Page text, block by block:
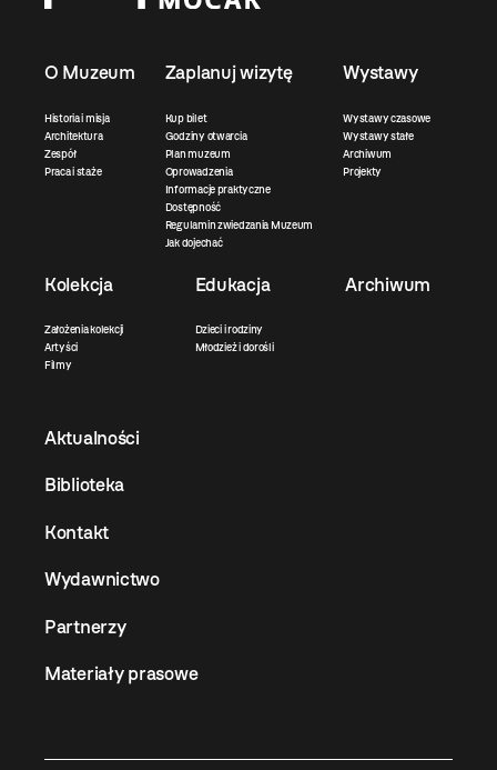
O Muzeum
Historia i misja
Architektura
Zespół
Praca i staże
Zaplanuj wizytę
Kup bilet
Godziny otwarcia
Plan muzeum
Oprowadzenia
Informacje praktyczne
Dostępność
Regulamin zwiedzania Muzeum
Jak dojechać
Wystawy
Wystawy czasowe
Wystawy stałe
Archiwum
Projekty
Kolekcja
Założenia kolekcji
Artyści
Filmy
Edukacja
Dzieci i rodziny
Młodzież i dorośli
Archiwum
Aktualności
Biblioteka
Kontakt
Wydawnictwo
Partnerzy
Materiały prasowe